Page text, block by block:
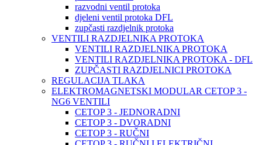
razvodni ventil protoka
djeleni ventil protoka DFL
zupčasti razdjelnik protoka
VENTILI RAZDJELNIKA PROTOKA
VENTILI RAZDJELNIKA PROTOKA
VENTILI RAZDJELNIKA PROTOKA - DFL
ZUPČASTI RAZDJELNICI PROTOKA
REGULACIJA TLAKA
ELEKTROMAGNETSKI MODULAR CETOP 3 -
NG6 VENTILI
CETOP 3 - JEDNORADNI
CETOP 3 - DVORADNI
CETOP 3 - RUČNI